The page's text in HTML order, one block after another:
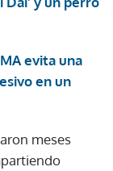
evita una
en un
meses